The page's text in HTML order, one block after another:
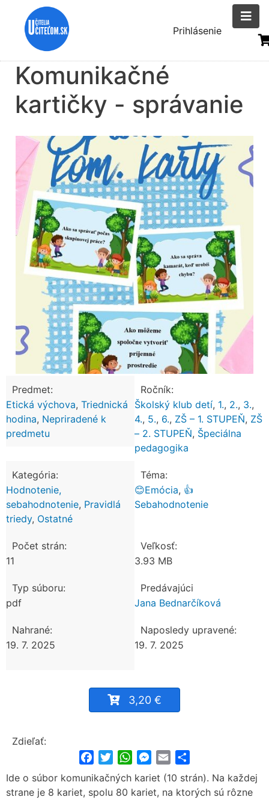
Menu
účtu
Prihlásenie
Komunikačné
kartičky - správanie
Predmet:
Etická výchova, Triednická
hodina, Nepriradené k
predmetu
Ročník:
Školský klub detí, 1., 2., 3.,
4., 5., 6., ZŠ – 1. STUPEŇ, ZŠ
– 2. STUPEŇ, Špeciálna
pedagogika
Kategória:
Hodnotenie,
sebahodnotenie, Pravidlá
triedy, Ostatné
Téma:
😊Emócia, 👍
Sebahodnotenie
Počet strán:
11
Veľkosť:
3.93 MB
Typ súboru:
pdf
Predávajúci
Jana Bednarčíková
Nahrané:
19. 7. 2025
Naposledy upravené:
19. 7. 2025
3,20 €
Zdieľať:
FacebookTwitterWhatsApp
Messenger
Email
Ide o súbor komunikačných kariet (10 strán). Na každej
strane je 8 kariet, spolu 80 kariet, na ktorých sú rôzne